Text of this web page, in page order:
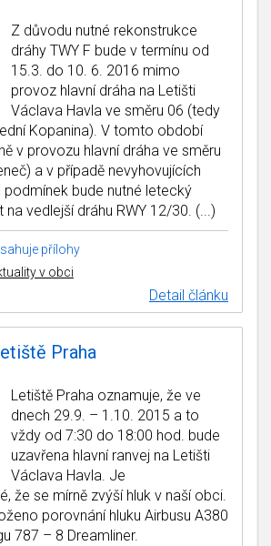
Z důvodu nutné rekonstrukce
dráhy TWY F bude v termínu od
15.3. do 10. 6. 2016 mimo
provoz hlavní dráha na Letišti
Václava Havla ve směru 06 (tedy
Kopanina). V tomto období
v provozu hlavní dráha ve směru
a v případě nevyhovujících
bude nutné letecký
vedlejší dráhu RWY 12/30. (...)
přílohy
v obci
Detail článku
Praha
Letiště Praha oznamuje, že ve
dnech 29.9. – 1.10. 2015 a to
vždy od 7:30 do 18:00 hod. bude
uzavřena hlavní ranvej na Letišti
Václava Havla. Je
že se mírně zvýší hluk v naší obci.
porovnání hluku Airbusu A380
787 – 8 Dreamliner.